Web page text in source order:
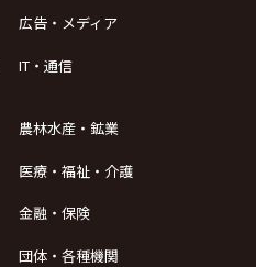
広告・メディア
IT・通信
農林水産・鉱業
医療・福祉・介護
金融・保険
団体・各種機関